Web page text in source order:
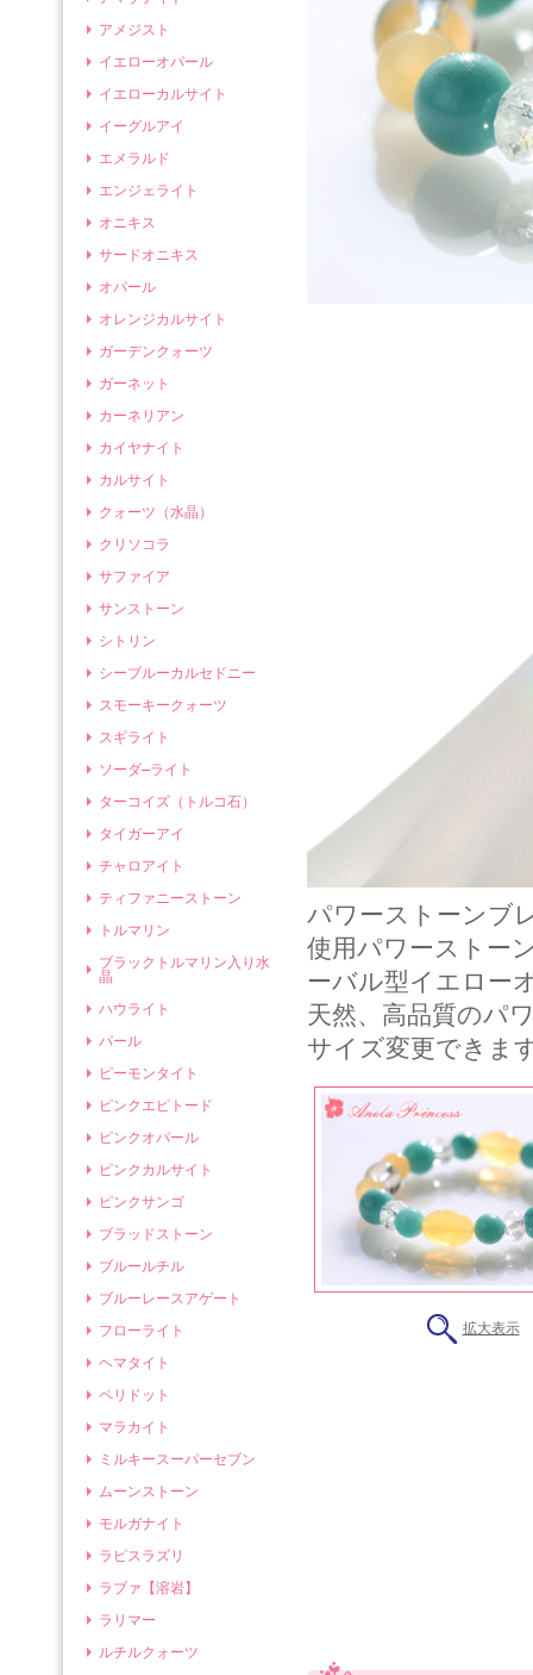
アメジスト
イエローオパール
イエローカルサイト
イーグルアイ
エメラルド
エンジェライト
オニキス
サードオニキス
オパール
オレンジカルサイト
ガーデンクォーツ
ガーネット
カーネリアン
カイヤナイト
カルサイト
クォーツ（水晶）
クリソコラ
サファイア
サンストーン
シトリン
シーブルーカルセドニー
スモーキークォーツ
スギライト
ソーダ―ライト
ターコイズ（トルコ石）
タイガーアイ
チャロアイト
ティファニーストーン
トルマリン
ブラックトルマリン入り水
晶
ハウライト
パール
ピーモンタイト
ピンクエピトード
ピンクオパール
ピンクカルサイト
ピンクサンゴ
ブラッドストーン
ブルールチル
ブルーレースアゲート
フローライト
ヘマタイト
ペリドット
マラカイト
ミルキースーパーセブン
ムーンストーン
モルガナイト
ラピスラズリ
ラブァ【溶岩】
ラリマー
ルチルクォーツ
パワーストーンブ
使用パワーストー
ーバル型イエロー
天然、高品質のパ
サイズ変更できま
拡大表示